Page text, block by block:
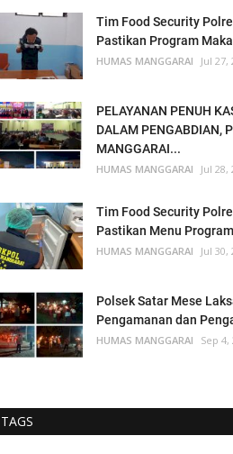
Tim Food Security
Pastikan Program
HUMAS MANGGARAI Jul 27,
PELAYANAN PENUH
DALAM PENGABDIAN,
MANGGARAI...
HUMAS MANGGARAI Jul 28,
Tim Food Security
Pastikan Menu
HUMAS MANGGARAI Jul 30,
Polsek Satar Mese
Pengamanan dan
HUMAS MANGGARAI Sep 4,
TAGS